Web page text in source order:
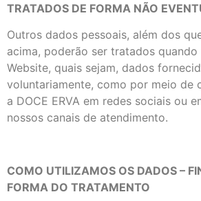
TRATADOS DE FORMA NÃO
Outros dados pessoais, além dos
acima, poderão ser tratados
Website, quais sejam, dados
voluntariamente, como por meio de
a DOCE ERVA em redes sociais ou
nossos canais de atendimento.
COMO UTILIZAMOS OS DADOS –
FORMA DO TRATAMENTO